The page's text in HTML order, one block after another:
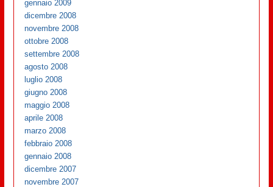
gennaio 2009
dicembre 2008
novembre 2008
ottobre 2008
settembre 2008
agosto 2008
luglio 2008
giugno 2008
maggio 2008
aprile 2008
marzo 2008
febbraio 2008
gennaio 2008
dicembre 2007
novembre 2007